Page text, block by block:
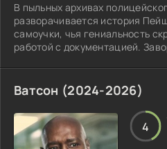
В пыльных архивах
разворачивается история
самоучки, чья гениальность
работой с документацией.
Ватсон (2024-2026)
4